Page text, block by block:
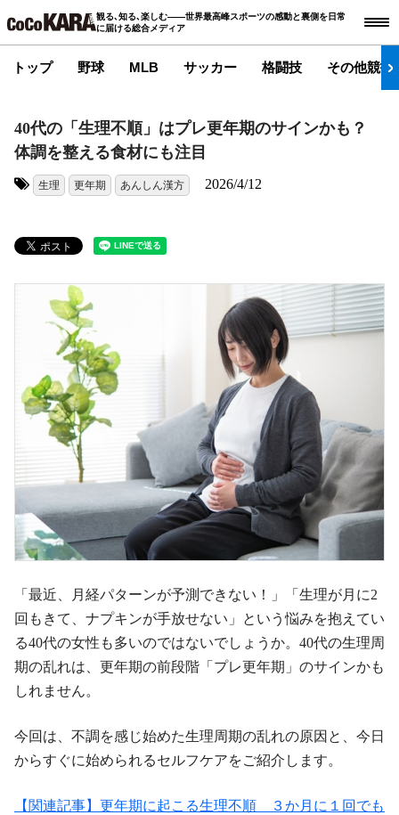
観る､知る､楽しむ――世界最高峰スポーツの感動と裏側を日常
に届ける総合メディア
トップ 野球 MLB サッカー 格闘技 その他競技
40代の「生理不順」はプレ更年期のサインかも？
体調を整える食材にも注目
生理 更年期 あんしん漢方 2026/4/12
「最近、月経パターンが予測できない！」「生理が月に2
回もきて、ナプキンが手放せない」という悩みを抱えてい
る40代の女性も多いのではないでしょうか。40代の生理周
期の乱れは、更年期の前段階「プレ更年期」のサインかも
しれません。
今回は、不調を感じ始めた生理周期の乱れの原因と、今日
からすぐに始められるセルフケアをご紹介します。
【関連記事】更年期に起こる生理不順 ３か月に１回でも